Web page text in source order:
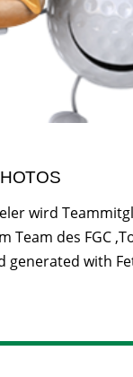
wird
Team des FGC
generated with